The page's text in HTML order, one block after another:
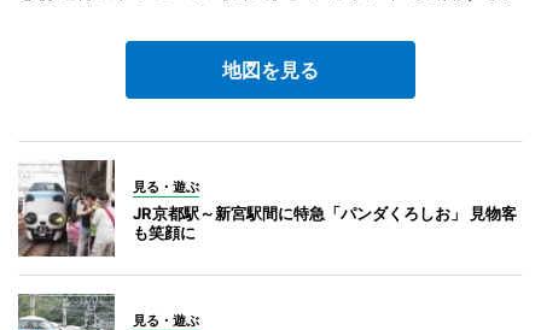
地図を見る
見る・遊ぶ
JR京都駅～新宮駅間に特急「パンダくろしお」 見物客
も笑顔に
見る・遊ぶ